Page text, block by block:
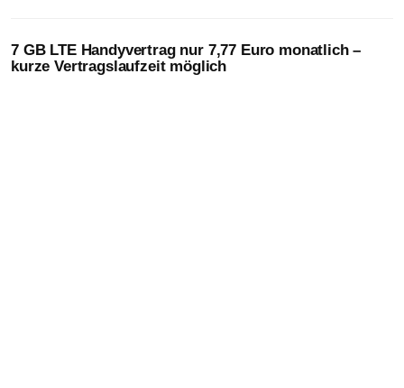
7 GB LTE Handyvertrag nur 7,77 Euro monatlich –
kurze Vertragslaufzeit möglich